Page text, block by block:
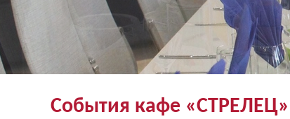
События кафе «СТРЕЛЕЦ»